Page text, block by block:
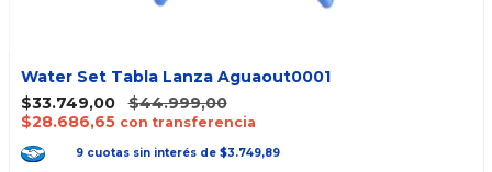
Water Set Tabla Lanza Aguaout0001
$33.749,00
$44.999,00
$28.686,65 con transferencia
9 cuotas sin interés de $3.749,89